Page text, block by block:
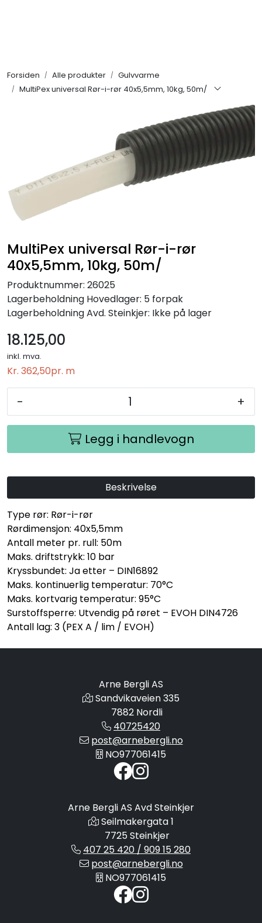
Forsiden Alle produkter
Gulvvarme
MultiPex universal Rør-i-rør 40x5,5mm, 10kg, 50m/
MultiPex universal Rør-i-rør
40x5,5mm, 10kg, 50m/
Produktnummer: 26025
Lagerbeholdning Hovedlager: 5 forpak
LagerbeholdningAvd. Steinkjer: Ikke på lager
18.125,00
inkl. mva.
Kr. 362,50pr. m
- +
Legg i handlevogn
Beskrivelse
Type rør: Rør-i-rør
Rørdimensjon: 40x5,5mm
Antall meter pr. rull: 50m
Maks. driftstrykk: 10 bar
Kryssbundet: Ja etter – DIN16892
Maks. kontinuerlig temperatur: 70°C
Maks. kortvarig temperatur: 95°C
Surstoffsperre: Utvendig på røret – EVOH DIN4726
Antall lag: 3 (PEX A / lim / EVOH)
Arne Bergli AS
Sandvikaveien 335
7882 Nordli
40725420
post@arnebergli.no
NO977061415
Arne Bergli AS Avd Steinkjer
Seilmakergata 1
7725 Steinkjer
407 25 420 / 909 15 280
post@arnebergli.no
NO977061415
KAMPANJER
Søk om proffkundekonto
Reservedeler
Outlet
Be om tilbud